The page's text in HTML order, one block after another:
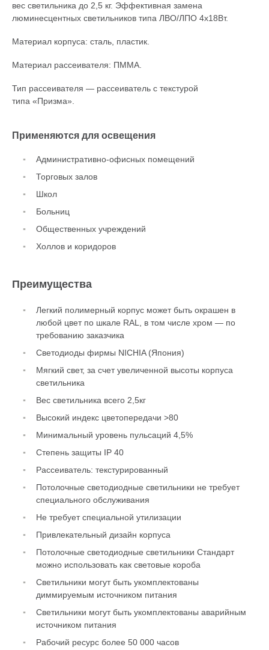
вес светильника до 2,5 кг. Эффективная замена
люминесцентных светильников типа ЛВО/ЛПО 4х18Вт.
Материал корпуса: сталь, пластик.
Материал рассеивателя: ПММА.
Тип рассеивателя — рассеиватель с текстурой
типа «Призма».
Применяются для освещения
Административно-офисных помещений
Торговых залов
Школ
Больниц
Общественных учреждений
Холлов и коридоров
Преимущества
Легкий полимерный корпус может быть окрашен в
любой цвет по шкале RAL, в том числе хром — по
требованию заказчика
Светодиоды фирмы NICHIA (Япония)
Мягкий свет, за счет увеличенной высоты корпуса
светильника
Вес светильника всего 2,5кг
Высокий индекс цветопередачи >80
Минимальный уровень пульсаций 4,5%
Степень защиты IP 40
Рассеиватель: текстурированный
Потолочные светодиодные светильники не требует
специального обслуживания
Не требует специальной утилизации
Привлекательный дизайн корпуса
Потолочные светодиодные светильники Стандарт
можно использовать как световые короба
Светильники могут быть укомплектованы
диммируемым источником питания
Светильники могут быть укомплектованы аварийным
источником питания
Рабочий ресурс более 50 000 часов